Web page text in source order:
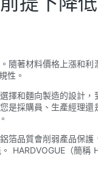
隨著材料價格上漲和
性。
擇和麵向製造的設計
是採購員、生產經理
箔品質會削弱產品保
HARDVOGUE（簡稱